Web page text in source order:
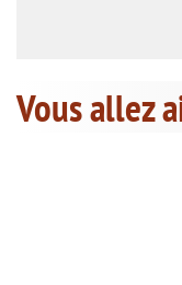
Vous allez